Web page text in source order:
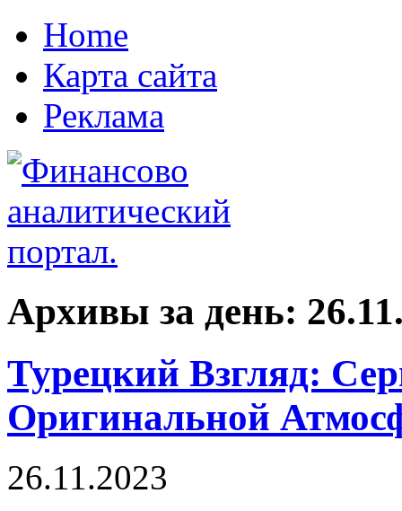
Home
Карта сайта
Реклама
Архивы за день:
Турецкий Взгляд:
Оригинальной
26.11.2023